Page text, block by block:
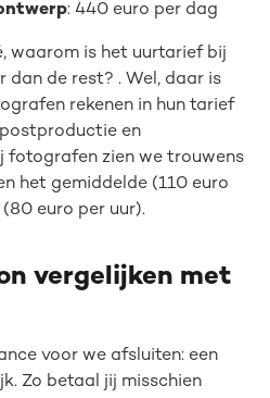
: 440 euro per dag
waarom is het uurtarief bij
dan de rest? . Wel, daar is
rekenen in hun tarief
en
fotografen zien we trouwens
het gemiddelde (110 euro
euro per uur).
vergelijken met
voor we afsluiten: een
Zo betaal jij misschien